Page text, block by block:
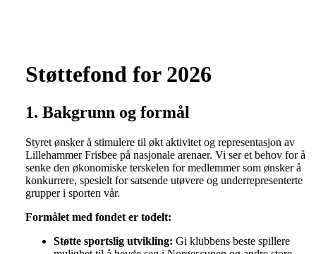
Støttefond for 2026
1. Bakgrunn og formål
Styret ønsker å stimulere til økt aktivitet og representasjon av
Lillehammer Frisbee på nasjonale arenaer. Vi ser et behov for å
senke den økonomiske terskelen for medlemmer som ønsker å
konkurrere, spesielt for satsende utøvere og underrepresenterte
grupper i sporten vår.
Formålet med fondet er todelt:
Støtte sportslig utvikling: Gi klubbens beste spillere